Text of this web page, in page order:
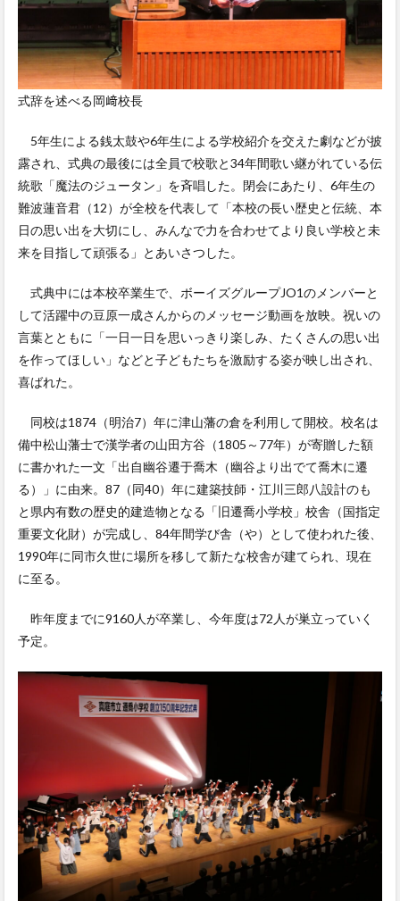
式辞を述べる岡﨑校長
5年生による銭太鼓や6年生による学校紹介を交えた劇などが披
露され、式典の最後には全員で校歌と34年間歌い継がれている伝
統歌「魔法のジュータン」を斉唱した。閉会にあたり、6年生の
難波蓮音君（12）が全校を代表して「本校の長い歴史と伝統、本
日の思い出を大切にし、みんなで力を合わせてより良い学校と未
来を目指して頑張る」とあいさつした。
式典中には本校卒業生で、ボーイズグループJO1のメンバーと
して活躍中の豆原一成さんからのメッセージ動画を放映。祝いの
言葉とともに「一日一日を思いっきり楽しみ、たくさんの思い出
を作ってほしい」などと子どもたちを激励する姿が映し出され、
喜ばれた。
同校は1874（明治7）年に津山藩の倉を利用して開校。校名は
備中松山藩士で漢学者の山田方谷（1805～77年）が寄贈した額
に書かれた一文「出自幽谷遷于喬木（幽谷より出でて喬木に遷
る）」に由来。87（同40）年に建築技師・江川三郎八設計のも
と県内有数の歴史的建造物となる「旧遷喬小学校」校舎（国指定
重要文化財）が完成し、84年間学び舎（や）として使われた後、
1990年に同市久世に場所を移して新たな校舎が建てられ、現在
に至る。
昨年度までに9160人が卒業し、今年度は72人が巣立っていく
予定。